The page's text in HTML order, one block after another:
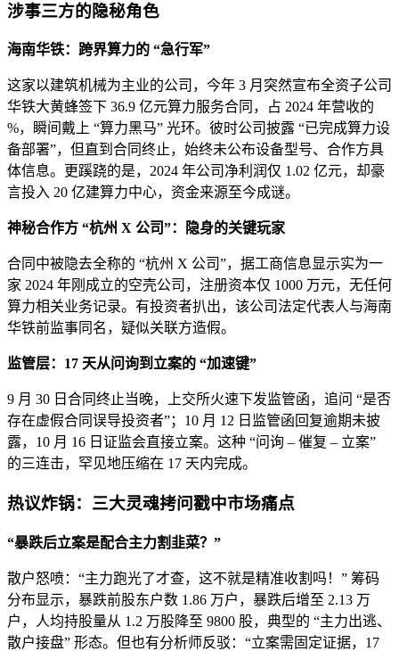
涉事三方的隐秘角色
海南华铁：跨界算力的 “急行军”
这家以建筑机械为主业的公司，今年 3 月突然宣布全资子公司
华铁大黄蜂签下 36.9 亿元算力服务合同，占 2024 年营收的
%，瞬间戴上 “算力黑马” 光环。彼时公司披露 “已完成算力设
备部署”，但直到合同终止，始终未公布设备型号、合作方具
体信息。更蹊跷的是，2024 年公司净利润仅 1.02 亿元，却豪
言投入 20 亿建算力中心，资金来源至今成谜。
神秘合作方 “杭州 X 公司”：隐身的关键玩家
合同中被隐去全称的 “杭州 X 公司”，据工商信息显示实为一
家 2024 年刚成立的空壳公司，注册资本仅 1000 万元，无任何
算力相关业务记录。有投资者扒出，该公司法定代表人与海南
华铁前监事同名，疑似关联方造假。
监管层：17 天从问询到立案的 “加速键”
9 月 30 日合同终止当晚，上交所火速下发监管函，追问 “是否
存在虚假合同误导投资者”；10 月 12 日监管函回复逾期未披
露，10 月 16 日证监会直接立案。这种 “问询 – 催复 – 立案”
的三连击，罕见地压缩在 17 天内完成。
热议炸锅：三大灵魂拷问戳中市场痛点
“暴跌后立案是配合主力割韭菜？”
散户怒喷：“主力跑光了才查，这不就是精准收割吗！” 筹码
分布显示，暴跌前股东户数 1.86 万户，暴跌后增至 2.13 万
户，人均持股量从 1.2 万股降至 9800 股，典型的 “主力出逃、
散户接盘” 形态。但也有分析师反驳：“立案需固定证据，17